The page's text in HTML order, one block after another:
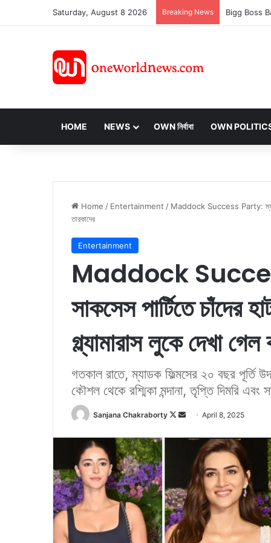
Saturday, August 8 2026 Breaking News
HOME NEWS OWN নির্বাবা OWN
Home / Entertainment / Maddock Success Party: ম্যাডকের
তারকাদের
Entertainment
Maddock
সাকসেস পার্টিতে চাঁদের
গ্ল্যামারাস লুকে দেখা
গতকাল রাতে, ম্যাডক ফিল্মসের ২০ বছর পূর্তি
কৌশল থেকে রশ্মিকা মন্দানা, তৃপ্তি দিমরি এবং
Sanjana Chakraborty
F
w
o
n
X
n
e
m
April 8, 2025